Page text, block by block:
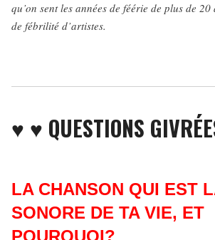
qu’on sent les années de féérie de plus de
de fébrilité d’artistes.
♥ ♥ QUESTIONS
LA CHANSON QUI EST
SONORE DE TA VIE, ET